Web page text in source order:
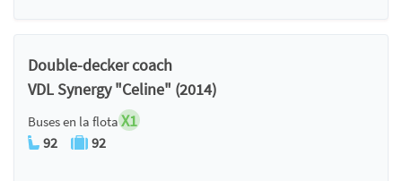
Double-decker coach
VDL Synergy "Celine" (2014)
Buses en la flota X1
92 92